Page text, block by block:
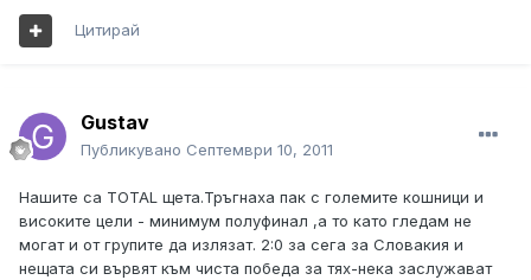
Цитирай
Gustav
Публикувано Септември 10, 2011
Нашите са TOTAL щета.Тръгнаха пак с големите кошници и
високите цели - минимум полуфинал ,а то като гледам не
могат и от групите да излязат. 2:0 за сега за Словакия и
нещата си вървят към чиста победа за тях-нека заслужават